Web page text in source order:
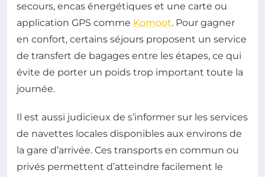
secours, encas énergétiques et une carte ou
application GPS comme Komoot. Pour gagner
en confort, certains séjours proposent un service
de transfert de bagages entre les étapes, ce qui
évite de porter un poids trop important toute la
journée.
Il est aussi judicieux de s’informer sur les services
de navettes locales disponibles aux environs de
la gare d’arrivée. Ces transports en commun ou
privés permettent d’atteindre facilement le